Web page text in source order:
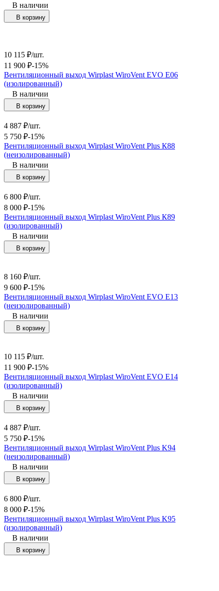
В наличии
В корзину
10 115 ₽/шт.
11 900 ₽-15%
Вентиляционный выход Wirplast WiroVent EVO Е06
(изолированный)
В наличии
В корзину
4 887 ₽/шт.
5 750 ₽-15%
Вентиляционный выход Wirplast WiroVent Plus К88
(неизолированный)
В наличии
В корзину
6 800 ₽/шт.
8 000 ₽-15%
Вентиляционный выход Wirplast WiroVent Plus К89
(изолированный)
В наличии
В корзину
8 160 ₽/шт.
9 600 ₽-15%
Вентиляционный выход Wirplast WiroVent EVO Е13
(неизолированный)
В наличии
В корзину
10 115 ₽/шт.
11 900 ₽-15%
Вентиляционный выход Wirplast WiroVent EVO Е14
(изолированный)
В наличии
В корзину
4 887 ₽/шт.
5 750 ₽-15%
Вентиляционный выход Wirplast WiroVent Plus K94
(неизолированный)
В наличии
В корзину
6 800 ₽/шт.
8 000 ₽-15%
Вентиляционный выход Wirplast WiroVent Plus K95
(изолированный)
В наличии
В корзину